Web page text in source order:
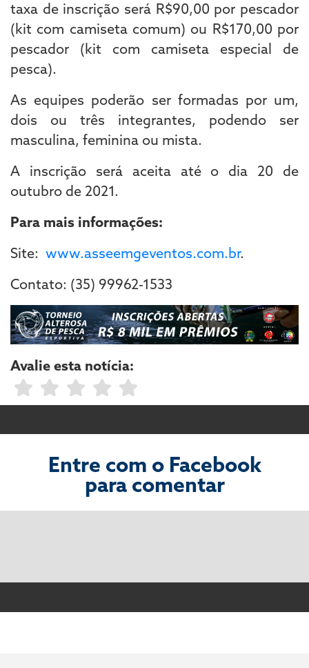
taxa de inscrição será R$90,00 por pescador
(kit com camiseta comum) ou R$170,00 por
pescador (kit com camiseta especial de
pesca).
As equipes poderão ser formadas por um,
dois ou três integrantes, podendo ser
masculina, feminina ou mista.
A inscrição será aceita até o dia 20 de
outubro de 2021.
Para mais informações:
Site: www.asseemgeventos.com.br.
Contato: (35) 99962-1533
Avalie esta notícia:
Entre com o Facebook
para comentar